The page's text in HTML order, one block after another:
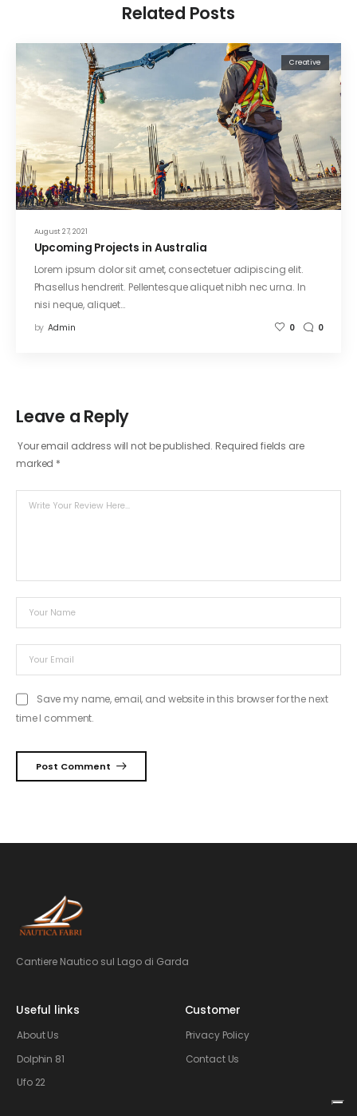
Related Posts
August 27, 2021
Creative
Upcoming Projects in Australia
Lorem ipsum dolor sit amet, consectetuer adipiscing elit.
Phasellus hendrerit. Pellentesque aliquet nibh nec urna. In
nisi neque, aliquet…
by Admin 0 0
Leave a Reply
Your email address will not be published. Required fields are
marked *
Save my name, email, and website in this browser for the next
time I comment.
Post Comment
Cantiere Nautico sul Lago di Garda
Useful links
About Us
Dolphin 81
Ufo 22
Customer
Privacy Policy
Contact Us